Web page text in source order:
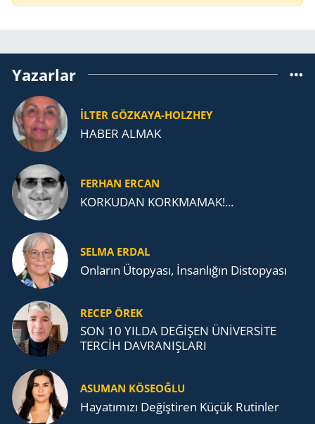
Yazarlar
İLTER GÖZKAYA-HOLZHEY
HABER ALMAK
FERHAN ERCAN
KORKUDAN KORKMAMAK!...
SELMA ERDAL
Onların Ütopyası, İnsanlığın Distopyası
RECEP ÖREK
SON 10 YILDA DEĞİŞEN ÜNİVERSİTE
TERCİH DAVRANIŞLARI
ASUMAN KÖSEOĞLU
Ha­ya­tı­mı­zı De­ğiş­ti­ren Küçük Ru­tin­ler